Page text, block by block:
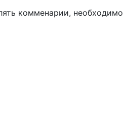
комменарии, необходимо